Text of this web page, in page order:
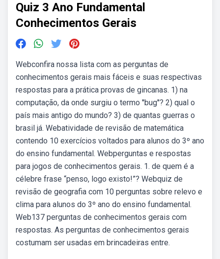
Quiz 3 Ano Fundamental
Conhecimentos Gerais
Webconfira nossa lista com as perguntas de
conhecimentos gerais mais fáceis e suas respectivas
respostas para a prática provas de gincanas. 1) na
computação, da onde surgiu o termo ''bug''? 2) qual o
país mais antigo do mundo? 3) de quantas guerras o
brasil já. Webatividade de revisão de matemática
contendo 10 exercícios voltados para alunos do 3º ano
do ensino fundamental. Webperguntas e respostas
para jogos de conhecimentos gerais. 1. de quem é a
célebre frase “penso, logo existo!”? Webquiz de
revisão de geografia com 10 perguntas sobre relevo e
clima para alunos do 3º ano do ensino fundamental.
Web137 perguntas de conhecimentos gerais com
respostas. As perguntas de conhecimentos gerais
costumam ser usadas em brincadeiras entre.